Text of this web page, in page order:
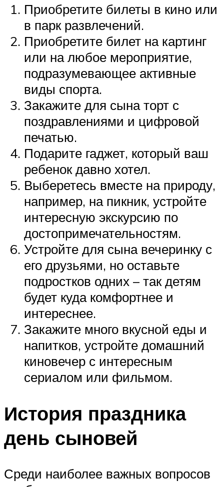
Приобретите билеты в кино или
в парк развлечений.
Приобретите билет на картинг
или на любое мероприятие,
подразумевающее активные
виды спорта.
Закажите для сына торт с
поздравлениями и цифровой
печатью.
Подарите гаджет, который ваш
ребенок давно хотел.
Выберетесь вместе на природу,
например, на пикник, устройте
интересную экскурсию по
достопримечательностям.
Устройте для сына вечеринку с
его друзьями, но оставьте
подростков одних – так детям
будет куда комфортнее и
интереснее.
Закажите много вкусной еды и
напитков, устройте домашний
киновечер с интересным
сериалом или фильмом.
История праздника
день сыновей
Среди наиболее важных вопросов